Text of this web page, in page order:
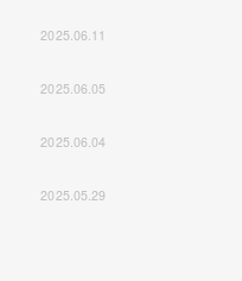
2025.06.11
2025.06.05
2025.06.04
2025.05.29